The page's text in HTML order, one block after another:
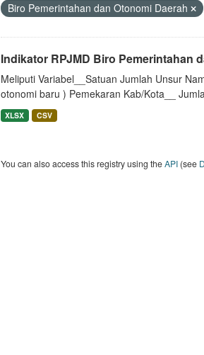
Biro Pemerintahan dan Otonomi Daerah
Indikator RPJMD Biro Pemerintahan
Meliputi Variabel__Satuan Jumlah Unsur
otonomi baru ) Pemekaran Kab/Kota__
XLSX CSV
You can also access this registry using theAPI(see